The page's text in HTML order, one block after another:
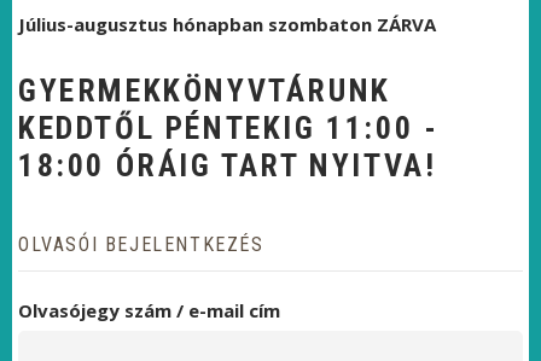
Július-augusztus hónapban szombaton ZÁRVA
GYERMEKKÖNYVTÁRUNK
KEDDTŐL PÉNTEKIG 11:00 -
18:00 ÓRÁIG TART NYITVA!
OLVASÓI BEJELENTKEZÉS
Olvasójegy szám / e-mail cím